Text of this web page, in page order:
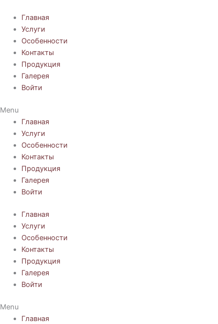
содержимому
Главная
Услуги
Особенности
Контакты
Продукция
Галерея
Войти
Menu
Главная
Услуги
Особенности
Контакты
Продукция
Галерея
Войти
Главная
Услуги
Особенности
Контакты
Продукция
Галерея
Войти
Menu
Главная